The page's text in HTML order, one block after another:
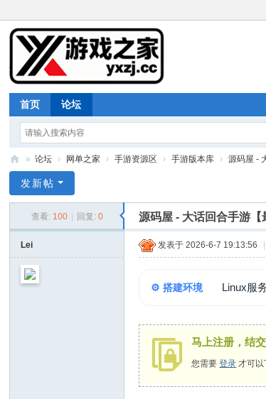
首页 论坛
戏
家
» 论坛 › 网单之家 › 手游资源区 › 手游版本库 › 源码屋 -
发新帖
查看: 100 回复: 0 源码屋 - 大话回合手游
Lei 发表于 2026-6-7 19:13:56
⚙️ 搭建环境 Linux服
马上注册，结
您需要登录 才可以